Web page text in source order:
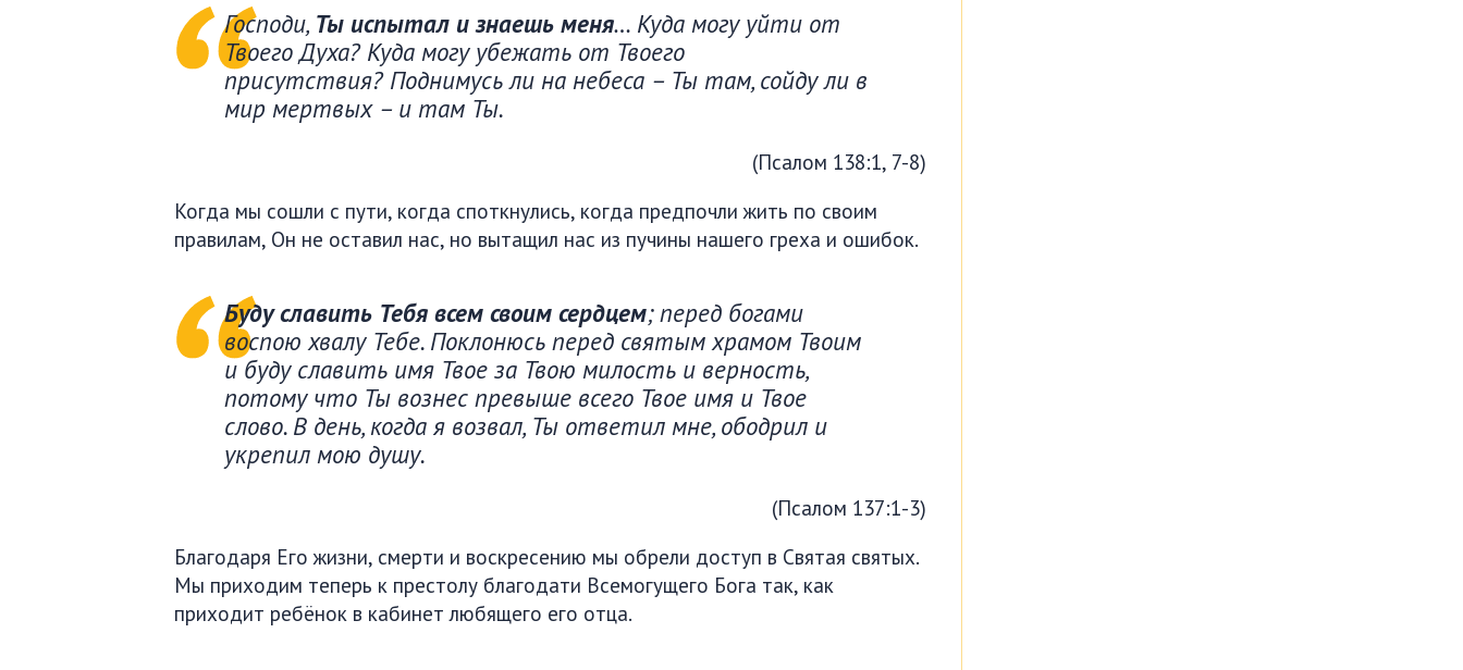
Господи, Ты испытал и знаешь меня… Куда могу уйти от
Твоего Духа? Куда могу убежать от Твоего
присутствия? Поднимусь ли на небеса – Ты там, сойду ли в
мир мертвых – и там Ты.
(Псалом 138:1, 7-8)
Когда мы сошли с пути, когда споткнулись, когда предпочли жить по своим
правилам, Он не оставил нас, но вытащил нас из пучины нашего греха и ошибок.
Буду славить Тебя всем своим сердцем; перед богами
воспою хвалу Тебе. Поклонюсь перед святым храмом Твоим
и буду славить имя Твое за Твою милость и верность,
потому что Ты вознес превыше всего Твое имя и Твое
слово. В день, когда я возвал, Ты ответил мне, ободрил и
укрепил мою душу.
(Псалом 137:1-3)
Благодаря Его жизни, смерти и воскресению мы обрели доступ в Святая святых.
Мы приходим теперь к престолу благодати Всемогущего Бога так, как
приходит ребёнок в кабинет любящего его отца.